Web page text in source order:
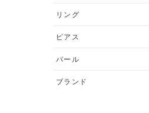
リング
ピアス
パール
ブランド